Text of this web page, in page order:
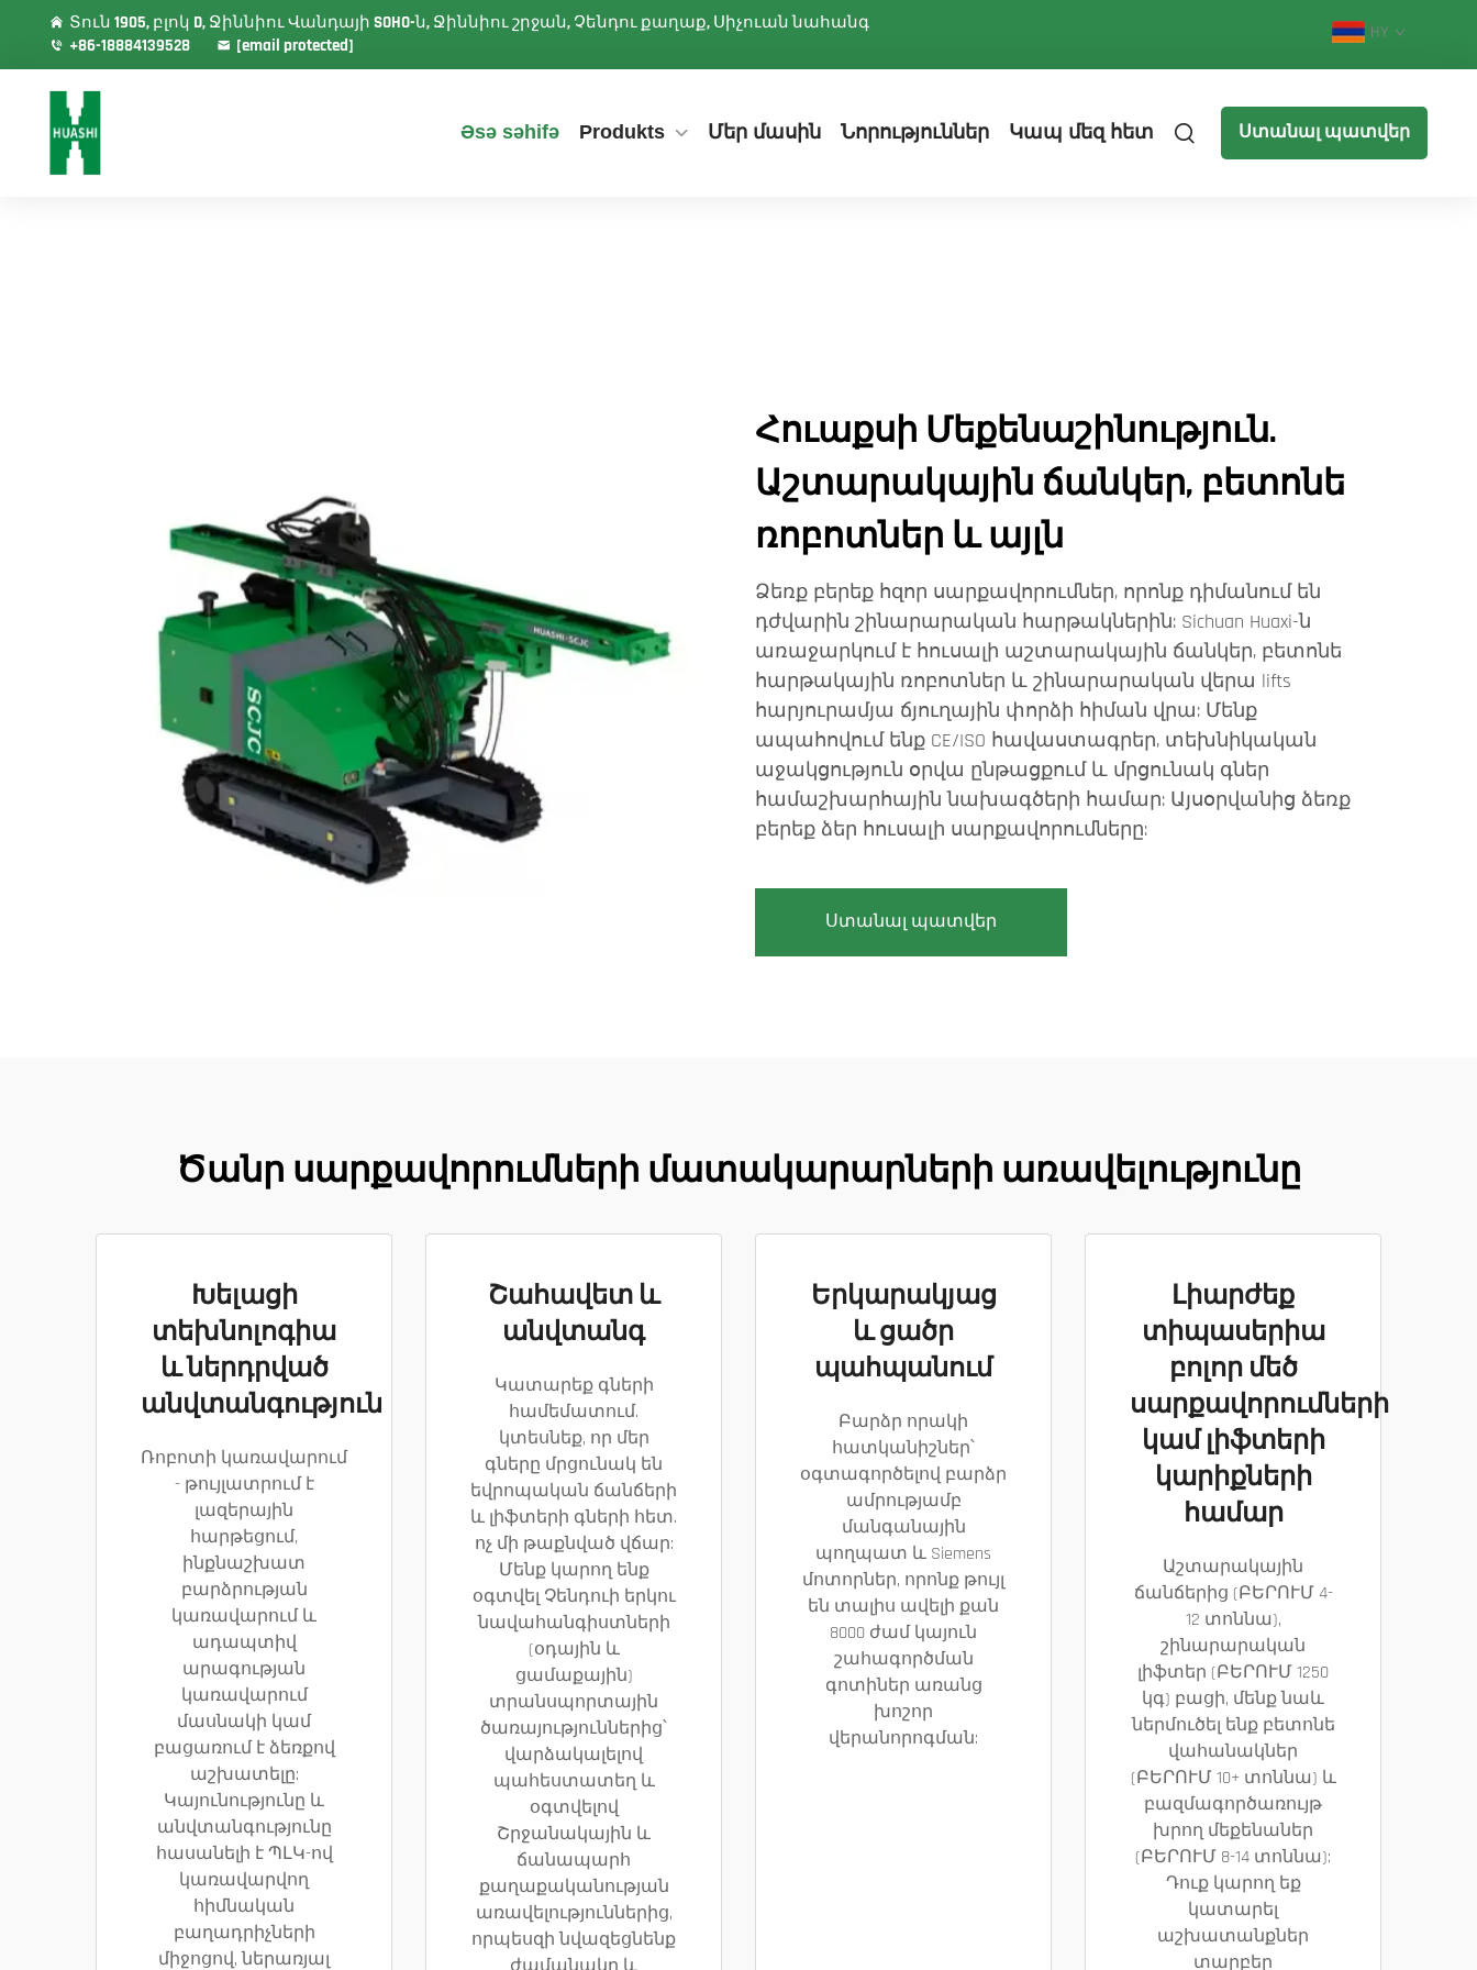
Տուն 1905, բլոկ D, Ջիննիու Վանդայի SOHO-ն, Ջիննիու շրջան, Չենդու քաղաք, Սիչուան նահանգ
+86-18884139528
[email protected]
HY
Əsə səhifə Produkts Մեր մասին Նորություններ Կապ մեզ հետ Ստանալ պատվեր
Հուաքսի Մեքենաշինություն.
Աշտարակային ճանկեր, բետոնե
ռոբոտներ և այլն
Ձեռք բերեք հզոր սարքավորումներ, որոնք դիմանում են
դժվարին շինարարական հարթակներին: Sichuan Huaxi-ն
առաջարկում է հուսալի աշտարակային ճանկեր, բետոնե
հարթակային ռոբոտներ և շինարարական վերա lifts
հարյուրամյա ճյուղային փորձի հիման վրա: Մենք
ապահովում ենք CE/ISO հավաստագրեր, տեխնիկական
աջակցություն օրվա ընթացքում և մրցունակ գներ
համաշխարհային նախագծերի համար: Այսօրվանից ձեռք
բերեք ձեր հուսալի սարքավորումները:
Ստանալ պատվեր
Ծանր սարքավորումների մատակարարների առավելությունը
Խելացի
տեխնոլոգիա
և ներդրված
անվտանգություն
Ռոբոտի կառավարում
- թույլատրում է
լազերային
հարթեցում,
ինքնաշխատ
բարձրության
կառավարում և
ադապտիվ
արագության
կառավարում
մասնակի կամ
բացառում է ձեռքով
աշխատելը:
Կայունությունը և
անվտանգությունը
հասանելի է ՊԼԿ-ով
կառավարվող
հիմնական
բաղադրիչների
միջոցով, ներառյալ
Շահավետ և
անվտանգ
Կատարեք գների
համեմատում.
կտեսնեք, որ մեր
գները մրցունակ են
եվրոպական ճանճերի
և լիֆտերի գների հետ.
ոչ մի թաքնված վճար:
Մենք կարող ենք
օգտվել Չենդուի երկու
նավահանգիստների
(օդային և
ցամաքային)
տրանսպորտային
ծառայություններից՝
վարձակալելով
պահեստատեղ և
օգտվելով
Շրջանակային և
ճանապարհ
քաղաքականության
առավելություններից,
որպեսզի նվազեցնենք
Երկարակյաց
և ցածր
պահպանում
Բարձր որակի
հատկանիշներ՝
օգտագործելով բարձր
ամրությամբ
մանգանային
պողպատ և Siemens
մոտորներ, որոնք թույլ
են տալիս ավելի քան
8000 ժամ կայուն
շահագործման
գոտիներ առանց
խոշոր
վերանորոգման:
Լիարժեք
տիպասերիա
բոլոր մեծ
սարքավորումների
կամ լիֆտերի
կարիքների
համար
Աշտարակային
ճանճերից (ԲԵՐՈՒՄ 4-
12 տոննա),
շինարարական
լիֆտեր (ԲԵՐՈՒՄ 1250
կգ) բացի, մենք նաև
ներմուծել ենք բետոնե
վահանակներ
(ԲԵՐՈՒՄ 10+ տոննա) և
բազմագործառույթ
խրող մեքենաներ
(ԲԵՐՈՒՄ 8-14 տոննա):
Դուք կարող եք
կատարել
աշխատանքներ
տարբեր